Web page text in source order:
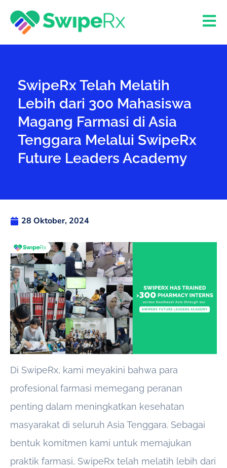
SwipeRx Telah Melatih
Lebih dari 300 Mahasiswa
Magang Farmasi di Asia
Tenggara Melalui SwipeRx
Future Leaders Academy
28 Oktober, 2024
Di SwipeRx, kami meyakini bahwa para
profesional farmasi memegang peranan
penting dalam meningkatkan kesehatan
masyarakat di seluruh Asia Tenggara. Sebagai
bentuk komitmen kami untuk memajukan
praktik farmasi, SwipeRx telah melatih lebih dari